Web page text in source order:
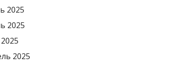
2025
2025
2025